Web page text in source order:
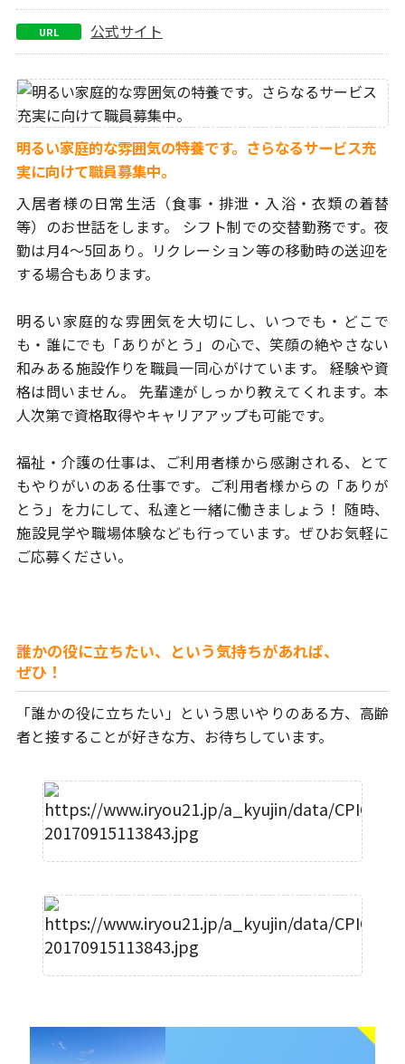
URL 公式サイト
明るい家庭的な雰囲気の特養です。さらなるサービス充
実に向けて職員募集中。
入居者様の日常生活（食事・排泄・入浴・衣類の着替
等）のお世話を します。 シフト制での交替勤務です。夜
勤は月4～5回あり。 リクレーション等の移動時の送迎を
する場合もあります。
明るい家庭的な雰囲気を大切にし、いつでも・どこで
も・誰にでも 「ありがとう」の心で、笑顔の絶やさない
和みある施設作りを職員一同心がけています。 経験や資
格は問いません。 先輩達がしっかり教えてくれます。本
人次第で資格取得やキャリアアップも可能です。
福祉・介護の仕事は、ご利用者様から感謝される、とて
もやりがいのある仕事です。ご利用者様からの「ありが
とう」を力にして、私達と一緒に働きましょう！ 随時、
施設見学や職場体験なども行っています。ぜひお気軽に
ご応募ください。
誰かの役に立ちたい、という気持ちがあれば、
ぜひ！
「誰かの役に立ちたい」という思いやりのある方、 高齢
者と接することが好きな方、お待ちしています。